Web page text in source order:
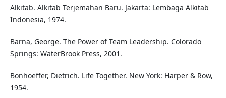
Alkitab. Alkitab Terjemahan Baru. Jakarta: Lembaga Alkitab
Indonesia, 1974.
Barna, George. The Power of Team Leadership. Colorado
Springs: WaterBrook Press, 2001.
Bonhoeffer, Dietrich. Life Together. New York: Harper & Row,
1954.